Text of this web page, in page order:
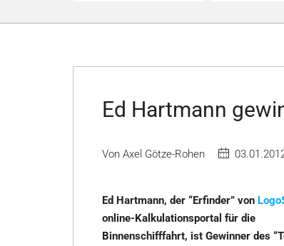
Ed Hartmann
Von Axel Götze-Rohen
Ed Hartmann, der “Erfinder” von
online-Kalkulationsportal für die
Binnenschifffahrt, ist Gewinner des